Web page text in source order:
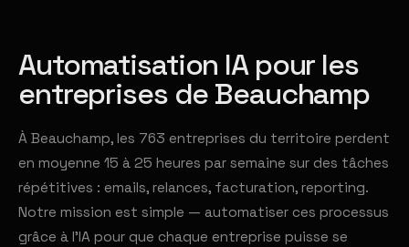
Automatisation IA pour les
entreprises de Beauchamp
À Beauchamp, les 763 entreprises du territoire perdent
en moyenne 15 à 25 heures par semaine sur des tâches
répétitives : emails, relances, facturation, reporting.
Notre mission est simple — automatiser ces processus
grâce à l'IA pour que chaque entreprise puisse se